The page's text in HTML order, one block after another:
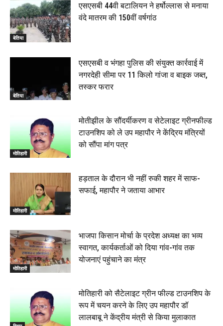
बेतिया
एसएसबी 44वी बटालियन ने हर्षोल्लास से मनाया
वंदे मातरम की 150वीं वर्षगांठ
बेतिया
एसएसबी व भंगहा पुलिस की संयुक्त कार्रवाई में
नगरदेही सीमा पर 11 किलो गांजा व बाइक जब्त,
तस्कर फरार
मोतिहारी
मोतीझील के सौंदर्यीकरण व सेटेलाइट ग्रीनफील्ड
टाउनशिप को ले उप महापौर ने केंद्रिय मंत्रियों
को सौंपा मांग पत्र
मोतिहारी
हड़ताल के दौरान भी नहीं रुकी शहर में साफ-
सफाई, महापौर ने जताया आभार
मोतिहारी
भाजपा किसान मोर्चा के प्रदेश अध्यक्ष का भव्य
स्वागत, कार्यकर्ताओं को दिया गांव-गांव तक
योजनाएं पहुंचाने का मंत्र
मोतिहारी को सैटेलाइट ग्रीन फील्ड टाउनशिप के
रूप में चयन करने के लिए उप महापौर डॉ
लालबाबू ने केंद्रीय मंत्री से किया मुलाकात